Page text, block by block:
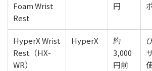
Foam Wrist
Rest
円
HyperX Wrist
Rest（HX-
WR）
HyperX
約
3,000
円前